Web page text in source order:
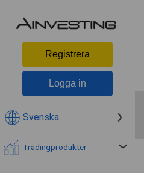
Registrera
Logga in
Svenska
Tradingprodukter